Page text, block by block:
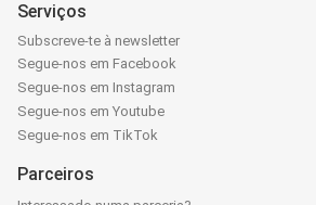
Serviços
Subscreve-te à newsletter
Segue-nos em Facebook
Segue-nos em Instagram
Segue-nos em Youtube
Segue-nos em TikTok
Parceiros